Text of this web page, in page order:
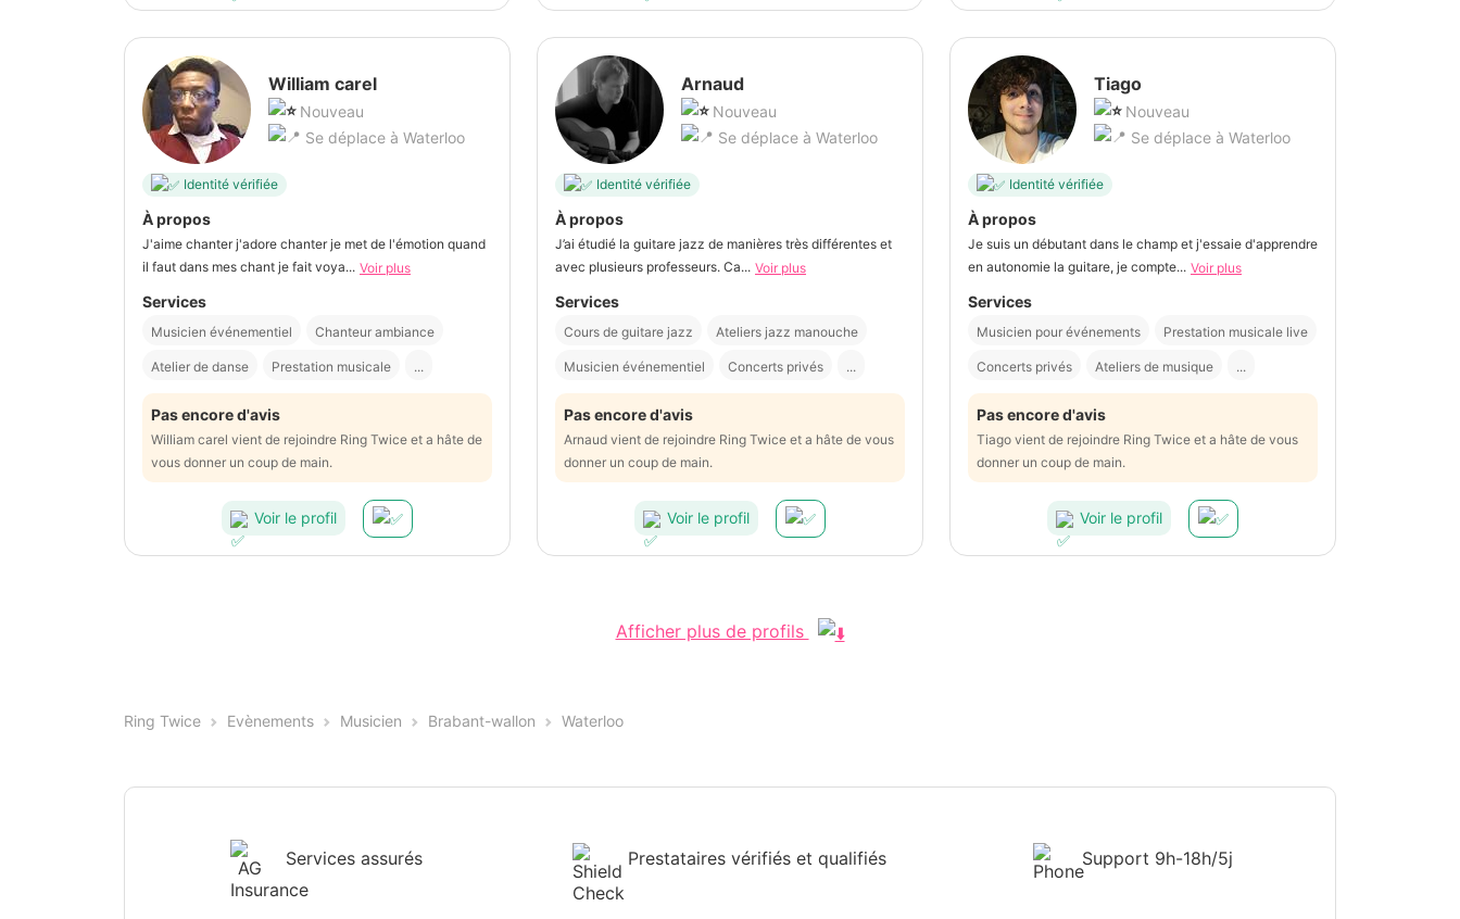
William carel
Nouveau
Se déplace à Waterloo
Identité vérifiée
À propos
J'aime chanter j'adore chanter je met de l'émotion quand
il faut dans mes chant je fait voya... Voir plus
Services
Musicien événementiel Chanteur ambiance
Atelier de danse Prestation musicale ...
Pas encore d'avis
William carel vient de rejoindre Ring Twice et a hâte de
vous donner un coup de main.
Voir le profil
Arnaud
Nouveau
Se déplace à Waterloo
Identité vérifiée
À propos
J’ai étudié la guitare jazz de manières très différentes et
avec plusieurs professeurs. Ca... Voir plus
Services
Cours de guitare jazz Ateliers jazz manouche
Musicien événementiel Concerts privés ...
Pas encore d'avis
Arnaud vient de rejoindre Ring Twice et a hâte de vous
donner un coup de main.
Voir le profil
Tiago
Nouveau
Se déplace à Waterloo
Identité vérifiée
À propos
Je suis un débutant dans le champ et j'essaie d'apprendre
en autonomie la guitare, je compte... Voir plus
Services
Musicien pour événements Prestation musicale live
Concerts privés Ateliers de musique ...
Pas encore d'avis
Tiago vient de rejoindre Ring Twice et a hâte de vous
donner un coup de main.
Voir le profil
Afficher plus de profils
Ring Twice Evènements Musicien Brabant-wallon Waterloo
Services assurés Prestataires vérifiés et qualifiés Support 9h-18h/5j